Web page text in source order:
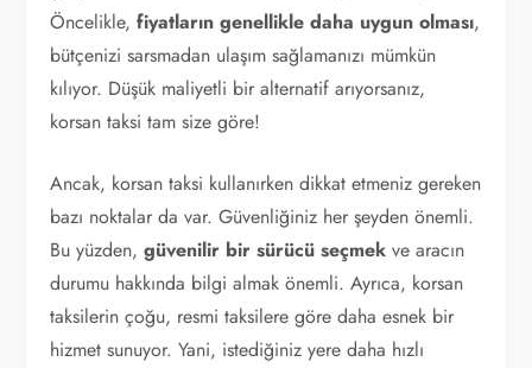
Öncelikle,fiyatların genellikle daha uygun olması,
bütçenizi sarsmadan ulaşım sağlamanızı mümkün
kılıyor. Düşük maliyetli bir alternatif arıyorsanız,
korsan taksi tam size göre!
Ancak, korsan taksi kullanırken dikkat etmeniz gereken
bazı noktalar da var. Güvenliğiniz her şeyden önemli.
Bu yüzden,güvenilir bir sürücü seçmek ve aracın
durumu hakkında bilgi almak önemli. Ayrıca, korsan
taksilerin çoğu, resmi taksilere göre daha esnek bir
hizmet sunuyor. Yani, istediğiniz yere daha hızlı